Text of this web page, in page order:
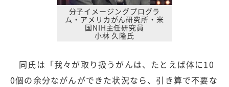
分子イメージングプログラ
ム・アメリカがん研究所・米
国NIH主任研究員
小林 久隆氏
同氏は「我々が取り扱うがんは、たとえば体に10
0個の余分ながんができた状況なら、引き算で不要な